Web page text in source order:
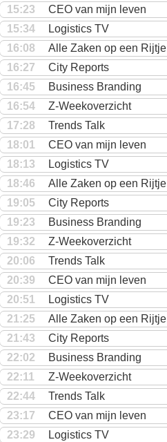
15:23
CEO van mijn leven
15:34
Logistics TV
16:08
Alle Zaken op een Rijtje
16:27
City Reports
16:45
Business Branding
16:54
Z-Weekoverzicht
17:28
Trends Talk
18:01
CEO van mijn leven
18:13
Logistics TV
18:46
Alle Zaken op een Rijtje
19:05
City Reports
19:23
Business Branding
19:32
Z-Weekoverzicht
20:06
Trends Talk
20:39
CEO van mijn leven
20:51
Logistics TV
21:25
Alle Zaken op een Rijtje
21:43
City Reports
22:02
Business Branding
22:11
Z-Weekoverzicht
22:44
Trends Talk
23:17
CEO van mijn leven
23:29
Logistics TV